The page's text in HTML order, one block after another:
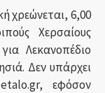
χρεώνεται, 6,00
Χερσαίους
Λεκανοπέδιο
Δεν υπάρχει
εφόσον